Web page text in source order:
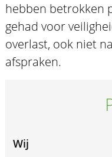
hebben betrokken
gehad voor
overlast, ook niet
afspraken.
Wij